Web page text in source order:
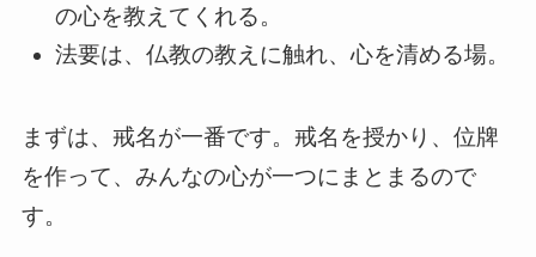
の心を教えてくれる。
法要は、仏教の教えに触れ、心を清める場。
まずは、戒名が一番です。戒名を授かり、位牌
を作って、みんなの心が一つにまとまるので
す。